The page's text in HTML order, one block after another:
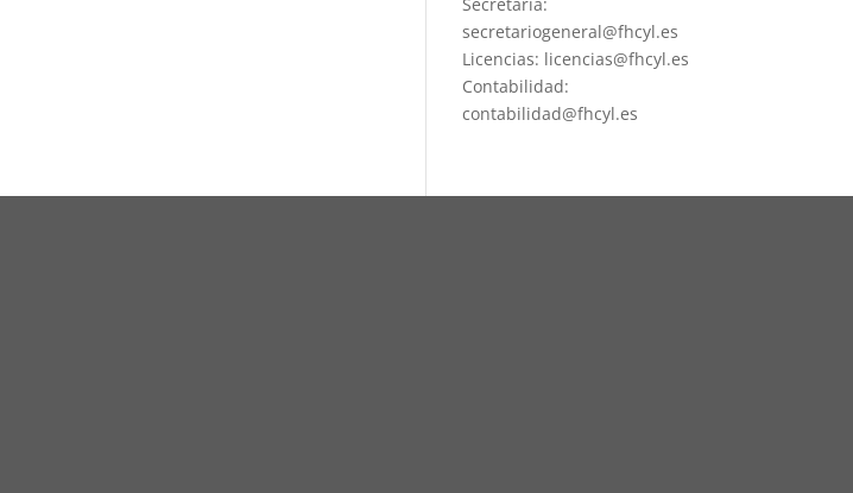
secretariogeneral@fhcyl.es
Licencias: licencias@fhcyl.es
Contabilidad:
contabilidad@fhcyl.es